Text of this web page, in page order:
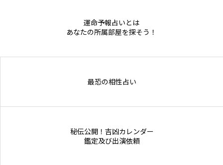
運命予報占いとは
あなたの所属部屋を探そう！
最恐の相性占い
秘伝公開！吉凶カレンダー
鑑定及び出演依頼